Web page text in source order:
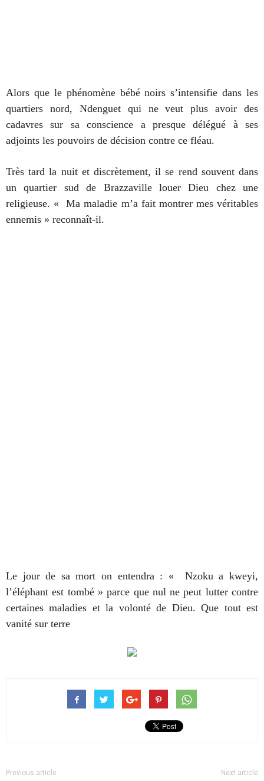
Alors que le phénomène bébé noirs s’intensifie dans les
quartiers nord, Ndenguet qui ne veut plus avoir des
cadavres sur sa conscience a presque délégué à ses
adjoints les pouvoirs de décision contre ce fléau.
Très tard la nuit et discrètement, il se rend souvent dans
un quartier sud de Brazzaville louer Dieu chez une
religieuse. « Ma maladie m’a fait montrer mes véritables
ennemis » reconnaît-il.
Le jour de sa mort on entendra : « Nzoku a kweyi,
l’éléphant est tombé » parce que nul ne peut lutter contre
certaines maladies et la volonté de Dieu. Que tout est
vanité sur terre
Previous article Next article